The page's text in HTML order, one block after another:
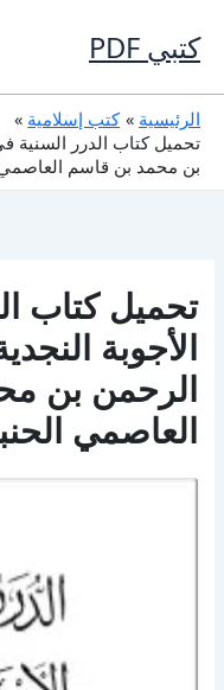
إلى
المحتوى
كتبي PDF
الرئيسية
كتب إسلامية
بن محمد بن قاسم العاصمي
تحميل كتاب
الرحمن بن
العاصمي